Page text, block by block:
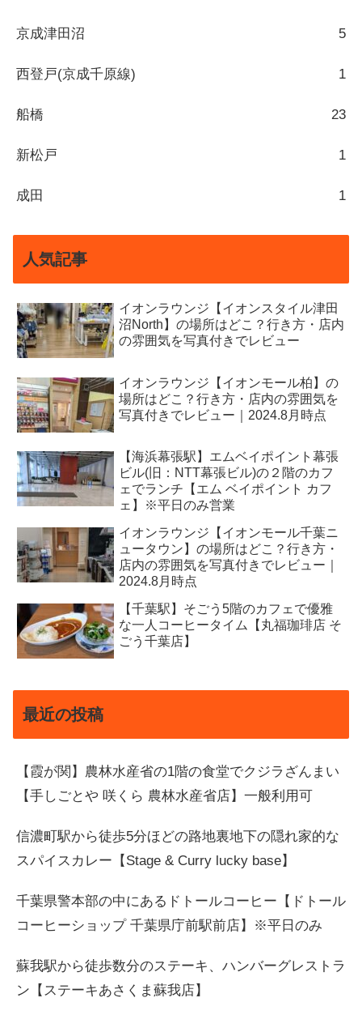
京成津田沼 5
西登戸(京成千原線) 1
船橋 23
新松戸 1
成田 1
人気記事
イオンラウンジ【イオンスタイル津田
沼North】の場所はどこ？行き方・店内
の雰囲気を写真付きでレビュー
イオンラウンジ【イオンモール柏】の
場所はどこ？行き方・店内の雰囲気を
写真付きでレビュー｜2024.8月時点
【海浜幕張駅】エムベイポイント幕張
ビル(旧：NTT幕張ビル)の２階のカフ
ェでランチ【エム ベイポイント カフ
ェ】※平日のみ営業
イオンラウンジ【イオンモール千葉ニ
ュータウン】の場所はどこ？行き方・
店内の雰囲気を写真付きでレビュー｜
2024.8月時点
【千葉駅】そごう5階のカフェで優雅
な一人コーヒータイム【丸福珈琲店 そ
ごう千葉店】
最近の投稿
【霞が関】農林水産省の1階の食堂でクジラざんまい
【手しごとや 咲くら 農林水産省店】一般利用可
信濃町駅から徒歩5分ほどの路地裏地下の隠れ家的な
スパイスカレー【Stage & Curry lucky base】
千葉県警本部の中にあるドトールコーヒー【ドトール
コーヒーショップ 千葉県庁前駅前店】※平日のみ
蘇我駅から徒歩数分のステーキ、ハンバーグレストラ
ン【ステーキあさくま蘇我店】